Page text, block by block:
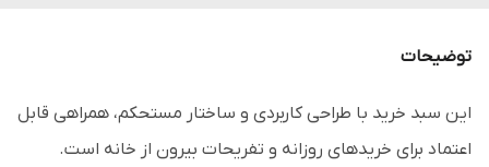
قابل استفاده منازل، جهیزیه، مسافرت، پیک نیک و ...
توضیحات
این سبد خرید با طراحی کاربردی و ساختار مستحکم، همراهی قابل
اعتماد برای خریدهای روزانه و تفریحات بیرون از خانه است.